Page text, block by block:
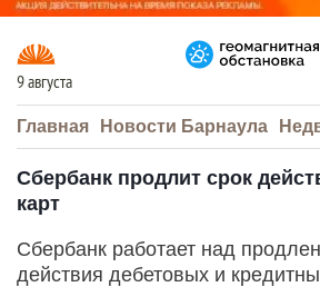
9 августа
Главная Новости Барнаула
Сбербанк продлит срок
карт
Сбербанк работает над
действия дебетовых и